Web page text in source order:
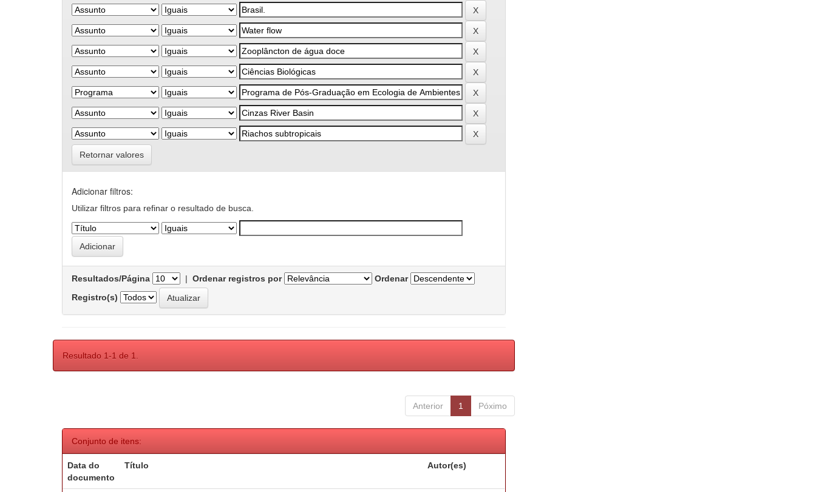
Retornar valores
Adicionar filtros:
Utilizar filtros para refinar o resultado de busca.
Resultados/Página | Ordenar registros por
Ordenar
Registro(s)
Resultado 1-1 de 1.
Anterior 1 Póximo
Conjunto de itens:
Data do
documento
Título Autor(es)